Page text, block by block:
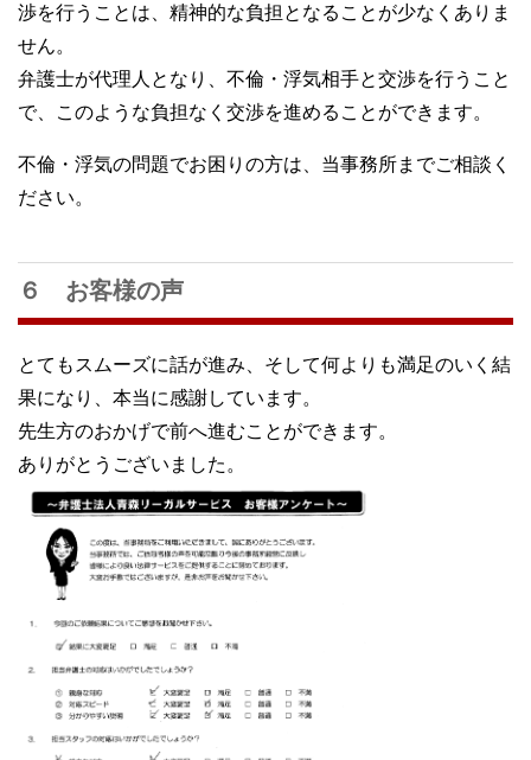
渉を行うことは、精神的な負担となることが少なくありま
せん。
弁護士が代理人となり、不倫・浮気相手と交渉を行うこと
で、このような負担なく交渉を進めることができます。
不倫・浮気の問題でお困りの方は、当事務所までご相談く
ださい。
６ お客様の声
とてもスムーズに話が進み、そして何よりも満足のいく結
果になり、本当に感謝しています。
先生方のおかげで前へ進むことができます。
ありがとうございました。